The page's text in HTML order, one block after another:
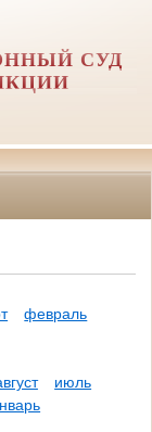
СУД
февраль
июль